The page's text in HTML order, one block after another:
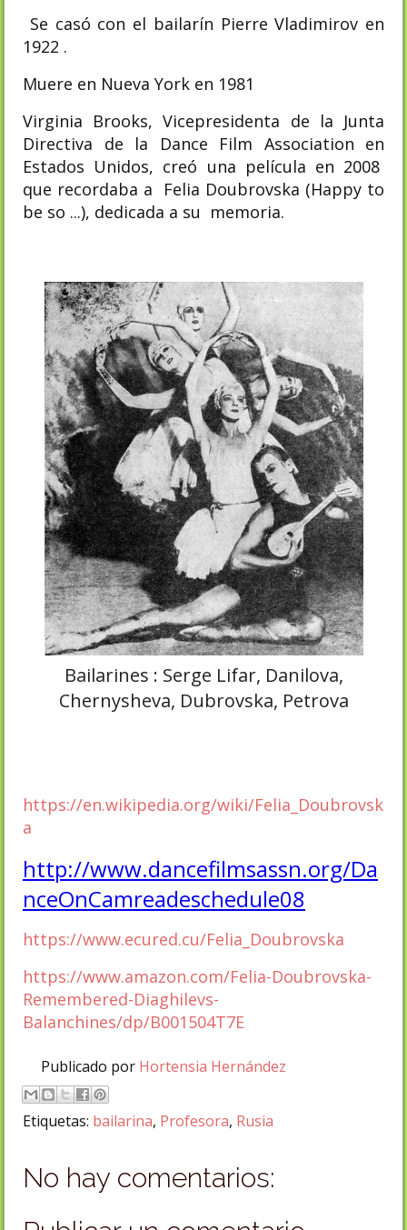
Se casó con el bailarín Pierre Vladimirov en
1922 .
Muere en Nueva York en 1981
Virginia Brooks, Vicepresidenta de la Junta
Directiva de la Dance Film Association en
Estados Unidos, creó una película en 2008
que recordaba a Felia Doubrovska (Happy to
be so ...), dedicada a su memoria.
Bailarines : Serge Lifar, Danilova,
Chernysheva, Dubrovska, Petrova
https://en.wikipedia.org/wiki/Felia_Doubrovsk
a
http://www.dancefilmsassn.org/Da
nceOnCamreadeschedule08
https://www.ecured.cu/Felia_Doubrovska
https://www.amazon.com/Felia-Doubrovska-
Remembered-Diaghilevs-
Balanchines/dp/B001504T7E
Publicado por Hortensia Hernández
Etiquetas: bailarina, Profesora, Rusia
No hay comentarios: